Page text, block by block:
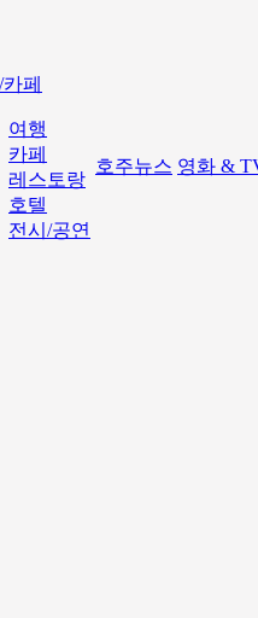
페
여행
카페
레스토랑
호텔
전시/공연
호주뉴스 영화 &